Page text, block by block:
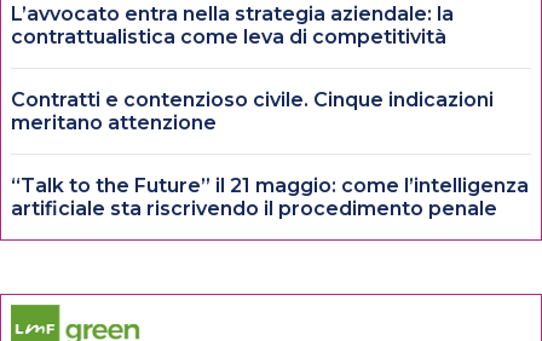
L’avvocato entra nella strategia aziendale: la
contrattualistica come leva di competitività
Contratti e contenzioso civile. Cinque indicazioni
meritano attenzione
“Talk to the Future” il 21 maggio: come l’intelligenza
artificiale sta riscrivendo il procedimento penale